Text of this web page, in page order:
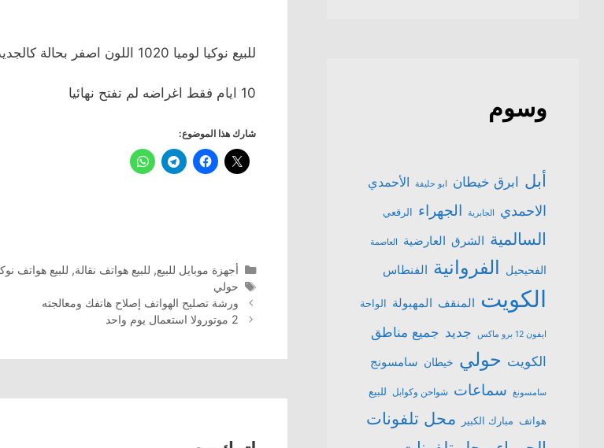
للبيع نوكيا لوميا 1020 اللون اصفر بحالة كالجديده تماما استخدام
10 ايام فقط اغراضه لم تفتح نهائيا
شارك هذا الموضوع:
التصنيفات
أجهزة موبايل للبيع, للبيع هواتف نقالة, للبيع هواتف
الوسوم
حولي
ورشة تصليح الهواتف إصلاح هاتفك ومعالجته
2 موتورولا استعمال يوم واحد
وسوم
أبل ابرق خيطان ابو حليفة الأحمدي
الاحمدي الجابرية الجهراء الرقعي
السالمية الشرق العارضية العاصمة
الفحيحيل الفروانية الفنطاس
الكويت المنقف المهبولة الواحة
ايفون 12 برو ماكس جديد جميع مناطق
الكويت حولي خيطان سامسونج
سامسونغ سماعات شواحن وكوابل للبيع
هواتف مبارك الكبير
محل تلفونات